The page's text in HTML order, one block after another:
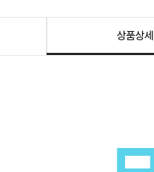
상품상세